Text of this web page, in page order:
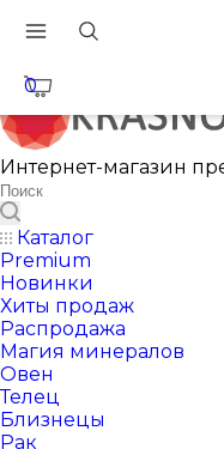
0
Интернет-магазин
Каталог
Premium
Новинки
Хиты продаж
Распродажа
Магия минералов
Овен
Телец
Близнецы
Рак